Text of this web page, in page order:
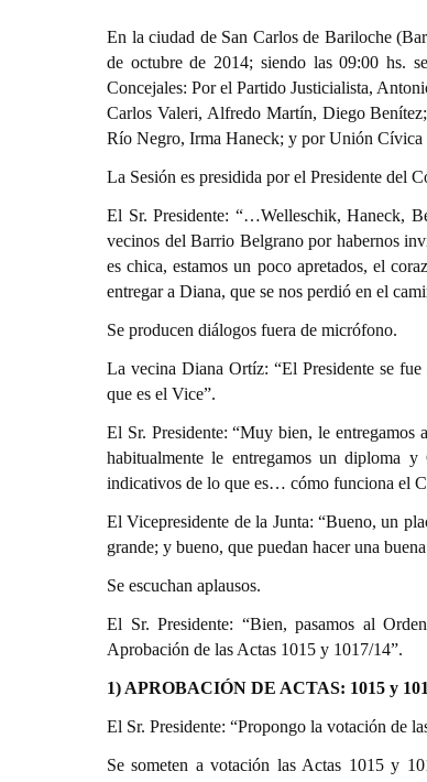
En la ciudad de San Carlos de Bariloche
de octubre de 2014; siendo las 09:00 hs.
Concejales: Por el Partido Justicialista,
Carlos Valeri, Alfredo Martín, Diego
Río Negro, Irma Haneck; y por Unión
La Sesión es presidida por el Presidente del
El Sr. Presidente: “…Welleschik, Haneck,
vecinos del Barrio Belgrano por habernos
es chica, estamos un poco apretados, el
entregar a Diana, que se nos perdió en el
Se producen diálogos fuera de micrófono.
La vecina Diana Ortíz: “El Presidente se
que es el Vice”.
El Sr. Presidente: “Muy bien, le entregamos
habitualmente le entregamos un diploma
indicativos de lo que es… cómo funciona el
El Vicepresidente de la Junta: “Bueno, un
grande; y bueno, que puedan hacer una
Se escuchan aplausos.
El Sr. Presidente: “Bien, pasamos al
Aprobación de las Actas 1015 y 1017/14”.
1) APROBACIÓN DE ACTAS: 1015 y
El Sr. Presidente: “Propongo la votación de
Se someten a votación las Actas 1015 y